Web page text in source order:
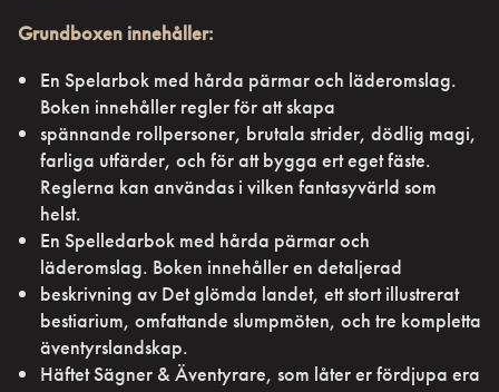
Grundboxen innehåller:
En Spelarbok med hårda pärmar och läderomslag.
Boken innehåller regler för att skapa
spännande rollpersoner, brutala strider, dödlig magi,
farliga utfärder, och för att bygga ert eget fäste.
Reglerna kan användas i vilken fantasyvärld som
helst.
En Spelledarbok med hårda pärmar och
läderomslag. Boken innehåller en detaljerad
beskrivning av Det glömda landet, ett stort illustrerat
bestiarium, omfattande slumpmöten, och tre kompletta
äventyrslandskap.
Häftet Sägner & Äventyrare, som låter er fördjupa era